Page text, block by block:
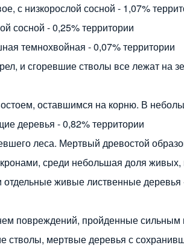
с низкорослой сосной - 1,07%
сосной - 0,25% территории
темнохвойная - 0,07% территории
и сгоревшие стволы все лежат на
оставшимся на корню. В
деревья - 0,82% территории
леса. Мертвый древостой
среди небольшая доля живых,
живые лиственные деревья
повреждений, пройденные
стволы, мертвые деревья с